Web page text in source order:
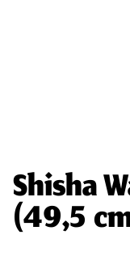
Shisha
(49,5